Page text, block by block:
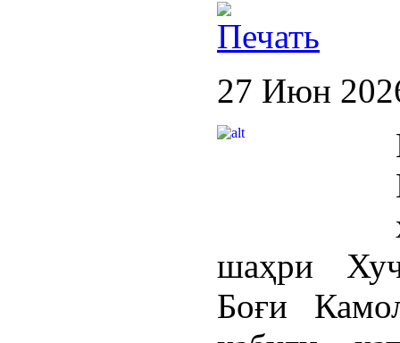
27 Июн
шаҳри
Боғи